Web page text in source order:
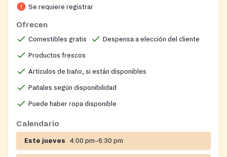
markets, and purchased supplies. The Mission Center
and children's clothing through its Clothing and
Personal Product Ministry, and offers twice-monthly
burrito distributions. Visitors from outside the 22003
Mission Center campus additionally hosts a free
children's wellness clinic, a community garden, and
Se requiere registrar
Ofrecen
Comestibles gratis Despensa a elección del cliente
Productos frescos
Artículos de baño, si están disponibles
Pañales según disponibilidad
Puede haber ropa disponible
Calendario
Este jueves 4:00 pm–6:30 pm